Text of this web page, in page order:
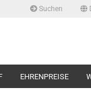
Suchen
EHRENPREISE